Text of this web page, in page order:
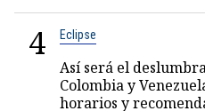
4 Eclipse
Así será el
Colombia y
horarios y